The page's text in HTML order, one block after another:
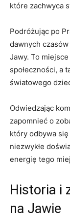
które zachwyca
Podróżując po
dawnych
Jawy. To
społeczności, a
światowego
Odwiedzając
zapomnieć o
który odbywa
niezwykłe
energię tego
Historia i
na Jawie